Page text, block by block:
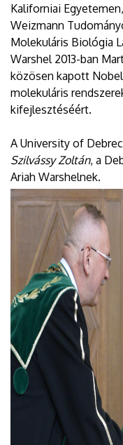
Kaliforniai
Weizmann
Molekuláris Biológia
Warshel 2013-ban
közösen kapott
molekuláris
kifejlesztéséért.
A University of
Szilvássy Zoltán, a
Ariah Warshelnek.